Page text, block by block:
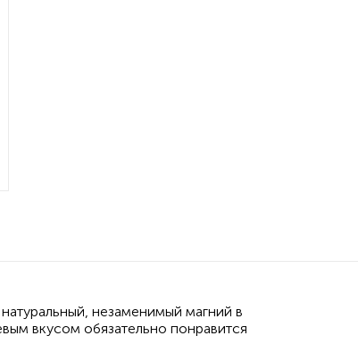
незаменимый магний в
вкусом обязательно понравится